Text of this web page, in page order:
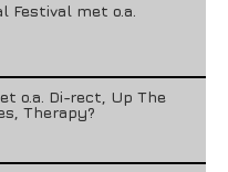
Festival met o.a.
o.a. Di-rect, Up The
Therapy?